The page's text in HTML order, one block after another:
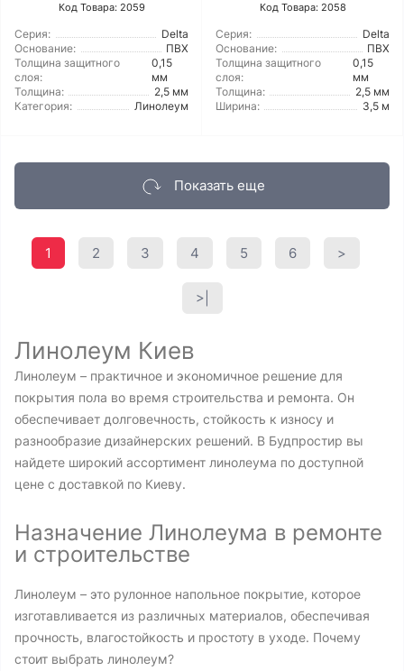
Код Товара: 2059
Серия:
Delta
Основание:
ПВХ
Толщина защитного
слоя:
0,15
мм
Толщина:
2,5 мм
Категория:
Линолеум
Код Товара: 2058
Серия:
Delta
Основание:
ПВХ
Толщина защитного
слоя:
0,15
мм
Толщина:
2,5 мм
Ширина:
3,5 м
Показать еще
1 2 3 4 5 6 >
>|
Линолеум Киев
Линолеум – практичное и экономичное решение для
покрытия пола во время строительства и ремонта. Он
обеспечивает долговечность, стойкость к износу и
разнообразие дизайнерских решений. В Будпростир вы
найдете широкий ассортимент линолеума по доступной
цене с доставкой по Киеву.
Назначение Линолеума в ремонте
и строительстве
Линолеум – это рулонное напольное покрытие, которое
изготавливается из различных материалов, обеспечивая
прочность, влагостойкость и простоту в уходе. Почему
стоит выбрать линолеум?